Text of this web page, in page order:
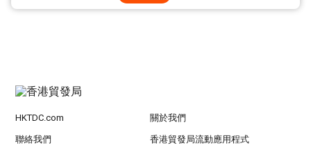
HKTDC.com 關於我們
聯絡我們 香港貿發局流動應用程式